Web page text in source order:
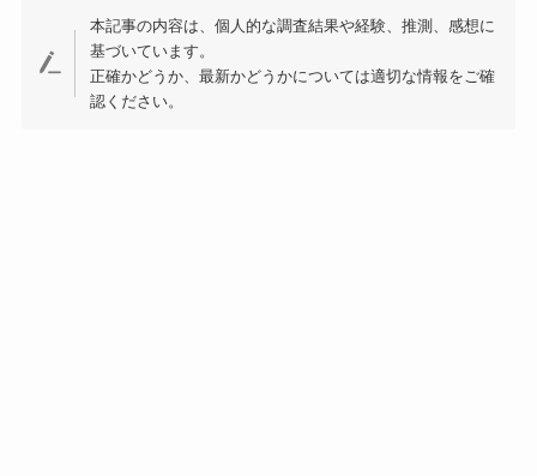
本記事の内容は、個人的な調査結果や経験、推測、感想に
基づいています。
正確かどうか、最新かどうかについては適切な情報をご確
認ください。